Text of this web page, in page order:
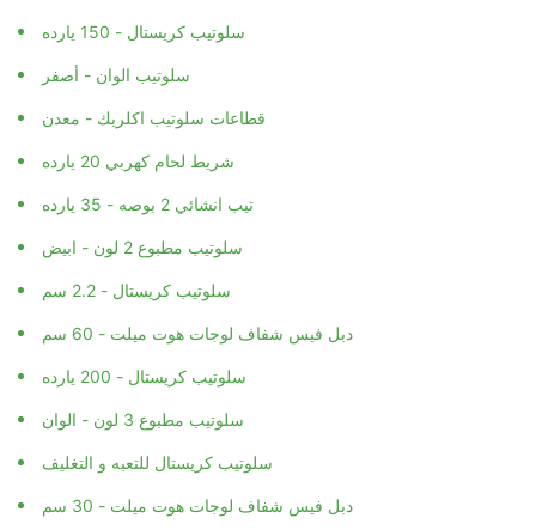
سلوتيب كريستال - 150 يارده
سلوتيب الوان - أصفر
قطاعات سلوتيب اكلريك - معدن
شريط لحام كهربي 20 يارده
تيب انشائي 2 بوصه - 35 يارده
سلوتيب مطبوع 2 لون - ابيض
سلوتيب كريستال - 2.2 سم
دبل فيس شفاف لوجات هوت ميلت - 60 سم
سلوتيب كريستال - 200 يارده
سلوتيب مطبوع 3 لون - الوان
سلوتيب كريستال للتعبه و التغليف
دبل فيس شفاف لوجات هوت ميلت - 30 سم